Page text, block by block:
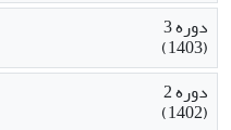
دوره 3
(1403)
دوره 2
(1402)